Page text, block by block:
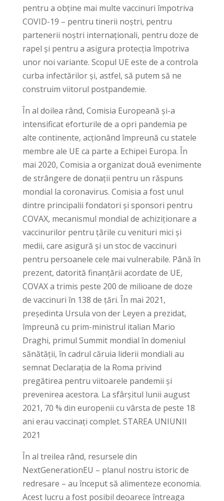
pentru a obține mai multe vaccinuri împotriva
COVID-19 – pentru tinerii noștri, pentru
partenerii noștri internaționali, pentru doze de
rapel și pentru a asigura protecția împotriva
unor noi variante. Scopul UE este de a controla
curba infectărilor și, astfel, să putem să ne
construim viitorul postpandemie.
În al doilea rând, Comisia Europeană și-a
intensificat eforturile de a opri pandemia pe
alte continente, acționând împreună cu statele
membre ale UE ca parte a Echipei Europa. În
mai 2020, Comisia a organizat două evenimente
de strângere de donații pentru un răspuns
mondial la coronavirus. Comisia a fost unul
dintre principalii fondatori și sponsori pentru
COVAX, mecanismul mondial de achiziționare a
vaccinurilor pentru țările cu venituri mici și
medii, care asigură și un stoc de vaccinuri
pentru persoanele cele mai vulnerabile. Până în
prezent, datorită finanțării acordate de UE,
COVAX a trimis peste 200 de milioane de doze
de vaccinuri în 138 de țări. În mai 2021,
președinta Ursula von der Leyen a prezidat,
împreună cu prim-ministrul italian Mario
Draghi, primul Summit mondial în domeniul
sănătății, în cadrul căruia liderii mondiali au
semnat Declarația de la Roma privind
pregătirea pentru viitoarele pandemii și
prevenirea acestora. La sfârșitul lunii august
2021, 70 % din europenii cu vârsta de peste 18
ani erau vaccinați complet. STAREA UNIUNII
2021
În al treilea rând, resursele din
NextGenerationEU – planul nostru istoric de
redresare – au început să alimenteze economia.
Acest lucru a fost posibil deoarece întreaga